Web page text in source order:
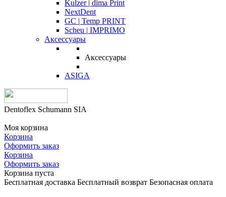
Kulzer | dima Print
NextDent
GC | Temp PRINT
Scheu | IMPRIMO
Аксессуары
Аксессуары
ASIGA
Dentoflex Schumann SIA
Моя корзина
Корзина
Оформить заказ
Корзина
Оформить заказ
Корзина пуста
Бесплатная доставка Бесплатный возврат Безопасная оплата